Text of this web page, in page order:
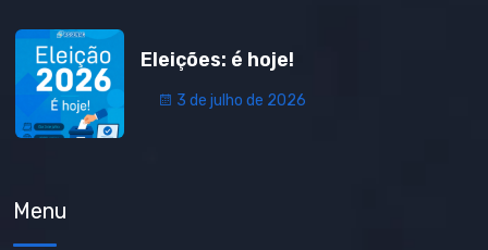
Eleições: é hoje!
3 de julho de 2026
Menu